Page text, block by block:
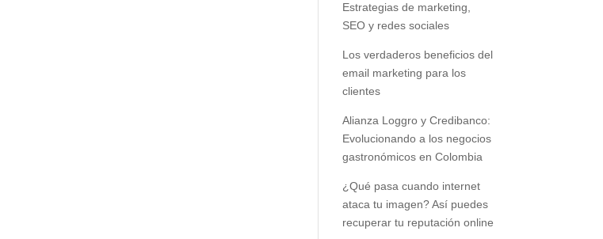
Estrategias de marketing,
SEO y redes sociales
Los verdaderos beneficios del
email marketing para los
clientes
Alianza Loggro y Credibanco:
Evolucionando a los negocios
gastronómicos en Colombia
¿Qué pasa cuando internet
ataca tu imagen? Así puedes
recuperar tu reputación online